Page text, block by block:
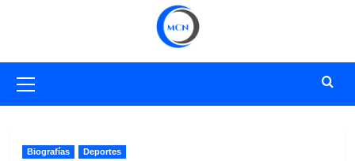
primario
Biografías Deportes